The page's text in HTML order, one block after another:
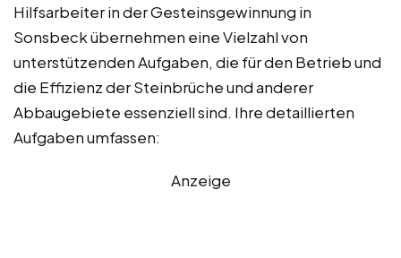
Hilfsarbeiter in der Gesteinsgewinnung in
Sonsbeck übernehmen eine Vielzahl von
unterstützenden Aufgaben, die für den Betrieb und
die Effizienz der Steinbrüche und anderer
Abbaugebiete essenziell sind. Ihre detaillierten
Aufgaben umfassen:
Anzeige